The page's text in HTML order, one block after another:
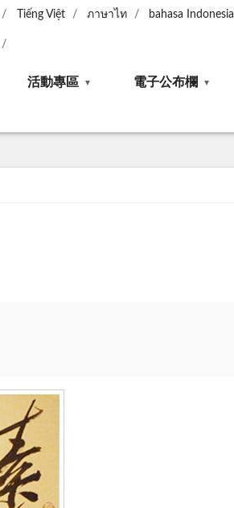
Tiếng Việt ภาษาไท bahasa Indonesia
活動專區 電子公布欄